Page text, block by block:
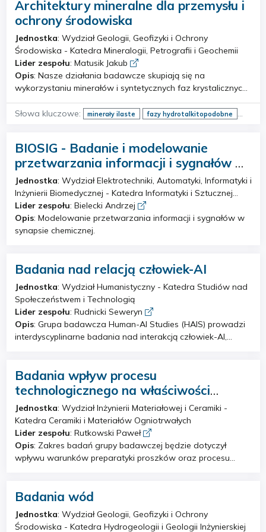
krystalograficznej, tekstury strukturalnej, składu fazowego,
właściwości eksploatacyjnych (m.in. własności tribologiczne,
reologiczne, wytrzymałościowe, strukturalne, chemiczne i
jakościowe). Metod statystycznych w inżynierii jakości.
Architektury mineralne dla przemysłu i
ochrony środowiska
Jednostka: Wydział Geologii, Geofizyki i Ochrony
Środowiska - Katedra Mineralogii, Petrografii i Geochemii
Lider zespołu : Matusik Jakub
Opis: Nasze działania badawcze skupiają się na
wykorzystaniu minerałów i syntetycznych faz krystalicznych
oraz innych zasobów mineralnych do produkcji materiałów
funkcjonalnych mających zastosowanie w przemyśle i
warstwowych (minerałów ilastych, faz
hydrotalkitopodobnych LDH) i szkieletowych (zeolitów). 2.
Modyfikacja minerałów w celu uzyskania funkcjonalnych
materiałów mineralnych, głównie selektywnych
adsorbentów, (foto)katalizatorów i kompozytów do: +
detoksyfikacji (immobilizacja mykotoksyn) + uzdatniania i
remediacji środowisk wodnych - adsorpcyjne i
fotokatalityczne procesy usuwania zanieczyszczeń
estrogeny steroidowe) + odzysku wybranych pierwiastków
(np. litu).
Słowa kluczowe: minerały ilaste
fazy hydrotalkitopodobne
BIOSIG - Badanie i modelowanie
przetwarzania informacji i sygnałów w
układach biologicznych
Jednostka: Wydział Elektrotechniki, Automatyki, Informatyki i
Inżynierii Biomedycznej - Katedra Informatyki i Sztucznej
Inteligencji
Lider zespołu : Bielecki Andrzej
Opis: Modelowanie przetwarzania informacji i sygnałów w
synapsie chemicznej.
Badania nad relacją człowiek-AI
Jednostka: Wydział Humanistyczny - Katedra Studiów nad
Społeczeństwem i Technologią
Lider zespołu : Rudnicki Seweryn
Opis: Grupa badawcza Human-AI Studies (HAIS) prowadzi
interdyscyplinarne badania nad interakcją człowiek-AI,
technoantropologii oraz studiów nad projektowaniem.
Tematy badawcze to na przykład: wykorzystanie technologii
sztucznej inteligencji w badaniu i obrazowaniu świata
społecznego czy reprodukcja nierówności związanych z
płcią w projektowaniu interfejsów konwersacyjnych. Poza
pracą naukową, grupa badawcza prowadzi także szkolenia
z zakresu wykorzystania technologii AI w prowadzeniu
badań w naukach społecznych i humanistycznych.
Badania wpływ procesu
technologicznego na właściwości
tribologiczne węglika boru
Jednostka: Wydział Inżynierii Materiałowej i Ceramiki -
Katedra Ceramiki i Materiałów Ogniotrwałych
Lider zespołu : Rutkowski Paweł
Opis: Zakres badań grupy badawczej będzie dotyczył
wpływu warunków preparatyki proszków oraz procesu
laserowej, DCC) na właściwości tribologiczne węglika boru.
proszki oraz granulaty węglika boru. Badania będą
Badania wód
Jednostka: Wydział Geologii, Geofizyki i Ochrony
Środowiska - Katedra Hydrogeologii i Geologii Inżynierskiej